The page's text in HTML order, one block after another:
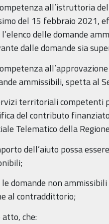
all’istruttoria
del 15 febbraio 2021,
delle domande
dalle domande sia
ammissibili, spetta al
territoriali competenti
del contributo
Telematico della
dell’aiuto possa
le domande non
al contraddittorio;
che: